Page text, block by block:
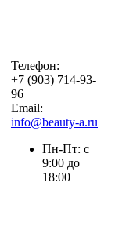
Телефон:
+7 (903) 714-93-
96
Email:
info@beauty-a.ru
Пн-Пт: с
9:00 до
18:00